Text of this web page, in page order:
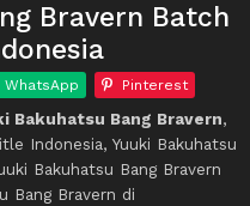
Bravern Batch
WhatsApp Pinterest
Bakuhatsu Bang Bravern,
Indonesia, Yuuki Bakuhatsu
Bakuhatsu Bang Bravern
Bang Bravern di